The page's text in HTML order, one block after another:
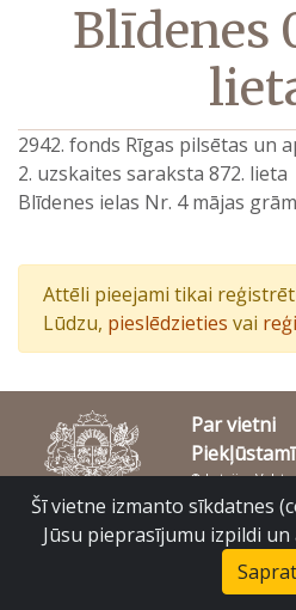
Blīdenes
2942. fonds Rīgas pilsētas un
2. uzskaites saraksta 872. lieta
Blīdenes ielas Nr. 4 mājas
Attēli pieejami tikai
Lūdzu, pieslēdzieties vai
Par vietni
© Latvijas Valsts
Slokas iela 16,
Šī vietne izmanto sīkdatnes
Jūsu pieprasījumu izpildi